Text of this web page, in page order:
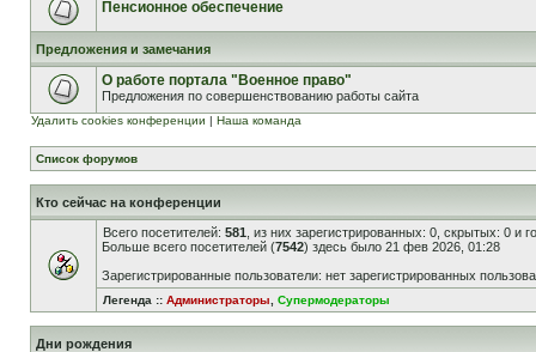
Пенсионное обеспечение
Предложения и замечания
О работе портала "Военное право"
Предложения по совершенствованию работы сайта
Удалить cookies конференции | Наша команда
Список форумов
Кто сейчас на конференции
Всего посетителей: 581 , из них зарегистрированных: 0, скрытых: 0 и
Больше всего посетителей (7542) здесь было 21 фев 2026, 01:28
Зарегистрированные пользователи: нет зарегистрированных
Легенда :: Администраторы Супермодераторы
Дни рождения